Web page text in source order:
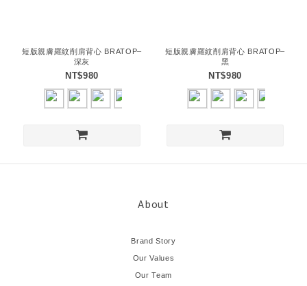
短版親膚羅紋削肩背心 BRATOP–
深灰
NT$980
短版親膚羅紋削肩背心 BRATOP–
黑
NT$980
About
Brand Story
Our Values
Our Team